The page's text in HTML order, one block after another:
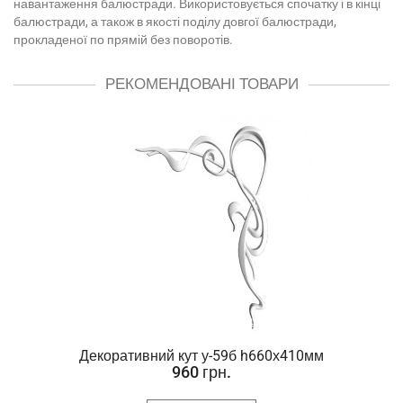
навантаження балюстради. Використовується спочатку і в кінці
балюстради, а також в якості поділу довгої балюстради,
прокладеної по прямій без поворотів.
РЕКОМЕНДОВАНІ ТОВАРИ
Декоративний кут у-59б h660х410мм
960 грн.